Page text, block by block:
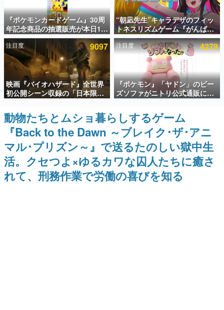
アプリセール情報
インタビュー
連載・特集一覧
殿堂入り記事
SNS拡散数が数千以上！ ページビュー数万以上！ などな
ど。多くの人々に読まれた、電ファミ渾身の“殿堂入り”記
事をまとめました。
ゲームの企画書
名作ゲームクリエイターの方々に製作時のエピソードをお
聞きし、ヒットする企画（ゲーム）とは何か？を探ってい
きます。
赫本
この物語を解いてはいけない。『赫本』は、〈試験問題〉
の形をした短編ホラー小説集です。
『ポケモンカードゲーム』30周
年記念商品の抽選販売が本日12
時より開始。拡張パック「30th
CELEBRATION」のボックス
に、「プレミアムデッキセット
エーフィ・ブラッキー」
「FUTURISTIC BOX」の計3商
品
“朝凪先生”キャラデザのフィッ
トネスリズムゲーム『がんば
れ！チアリズム』Steamストア
ページが公開。キャラクターの
CVは陽向葵ゅかさん
注目度 9097
映画『バイオハザード』全世界
初公開シーン収録の「日本限
定」予告映像が解禁。バイオの
日（8月10日）にあわせて、
「ラクーンシティ総合病院」へ
行く配達人の姿が披露
注目度 4279
『ポケモン』「ヤドン」のビー
ズソファがニトリ公式通販にて
販売中。かわいらしい顔や立体
感のある耳、ソファの後ろにつ
いたしっぽなどで「ヤドン」の
かわいさを表現
動物たちとムショ暮らしするゲーム
『Back to the Dawn ～ブレイク･ザ･アニ
マル･プリズン～』で送るたのしい獄中生
活。クセつよ×ゆるカワな囚人たちに癒さ
れて、刑務作業で労働の喜びを知る